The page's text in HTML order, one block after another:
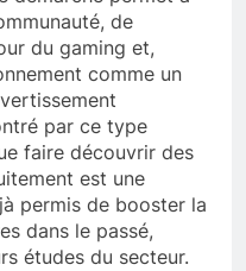
de
du gaming et,
comme un
par ce type
faire découvrir des
est une
permis de booster la
dans le passé,
études du secteur.